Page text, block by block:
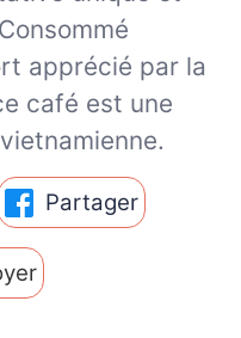
apprécié par la
café est une
Partager